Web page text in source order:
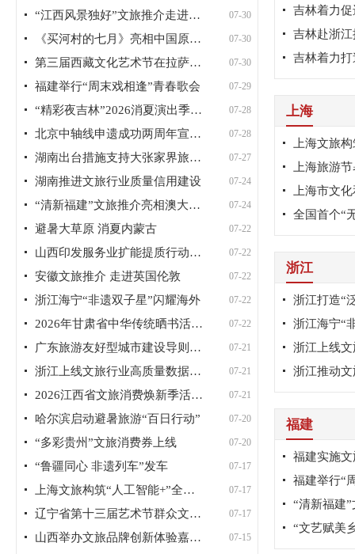
“江西风景独好”文旅推介走进首尔 07-30
《买河村的七月》亮相中国原创话... 07-30
第三届西藏文化艺术节在拉萨开幕 07-30
福建举行“周末戏相逢”青春歌会 07-29
“精彩夜吉林”2026消夏演出季举办 07-28
北京中轴线申遗成功两周年宣传活... 07-28
湖南出台措施支持大张家界旅游区建设 07-27
湖南推进文旅行业质量信用建设 07-24
“清新福建”文旅推介亮相澳大利亚 07-24
避暑大草原 消夏内蒙古 07-22
山西印发服务业扩能提质行动方案 07-22
安徽文旅推介 走进英国伦敦 07-22
浙江海宁“非遗双子星”闪耀海外 07-22
2026年甘肃省中华传统晒书活动启... 07-22
广东旅游友好型城市建设导则试行 07-21
浙江上线文旅行业高质量数据集共... 07-21
2026江西省文旅消费焕新季活动启动 07-21
哈尔滨启动避暑旅游“百日行动” 07-20
“多彩贵州”文旅消费券上线 07-20
“鲁疆同心 非遗列车”发车 07-17
上海文旅构筑“人工智能+”全链条... 07-17
辽宁省第十三届艺术节群众文化音... 07-17
山西举办文旅品牌创新体验嘉年华 07-15
吉林着力
吉林赴浙
吉林着力
上海
全国首个“
浙江
浙江海宁“
浙江推动
福建
福建实施
福建举行“
“文艺赋美